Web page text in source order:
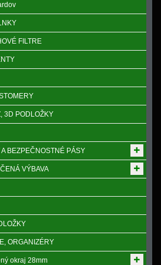
FILTRE
3D PODLOŽKY
BEZPEČNOSTNÉ PÁSY
VÝBAVA
ORGANIZÉRY
okraj 28mm